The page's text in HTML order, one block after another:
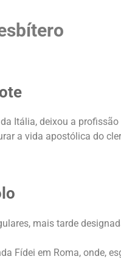
Itália, deixou a
a vida apostólica do
mais tarde
Fídei em Roma, onde,